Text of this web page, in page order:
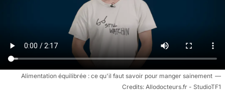
Alimentation équilibrée : ce qu'il faut savoir pour manger sainement
Allodocteurs.fr - StudioTF1